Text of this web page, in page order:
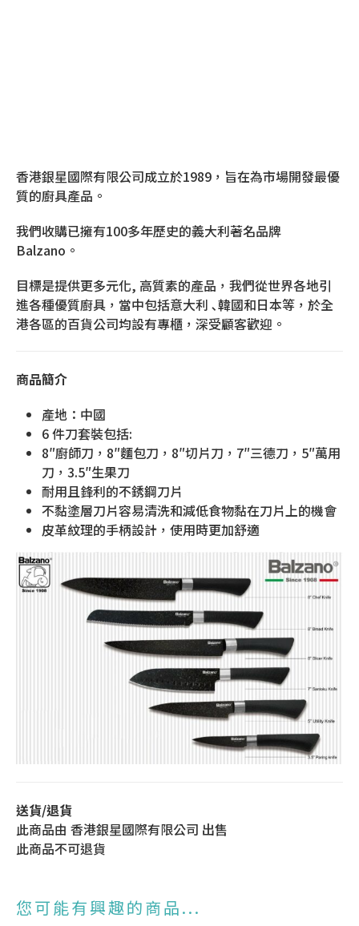
香港銀星國際有限公司成立於1989，旨在為市場開發最優
質的廚具產品。
我們收購已擁有100多年歷史的義大利著名品牌
Balzano。
目標是提供更多元化, 高質素的產品，我們從世界各地引
進各種優質廚具，當中包括意大利 ､韓國和日本等，於全
港各區的百貨公司均設有專櫃，深受顧客歡迎。
商品簡介
產地：中國
6 件刀套裝包括:
8″廚師刀，8″麵包刀，8″切片刀，7″三德刀，5″萬用
刀，3.5″生果刀
耐用且鋒利的不銹鋼刀片
不黏塗層刀片容易清洗和減低食物黏在刀片上的機會
皮革紋理的手柄設計，使用時更加舒適
送貨/退貨
此商品由 香港銀星國際有限公司 出售
此商品不可退貨
您可能有興趣的商品...